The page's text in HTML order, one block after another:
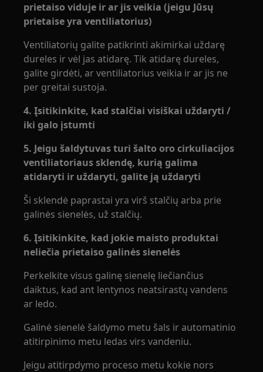
prietaiso viduje ir ar jis veikia (jeigu Jūsų
prietaise yra ventiliatorius)
Ventiliatorių galite patikrinti akimirkai uždarę
dureles ir vėl jas atidarę. Tik atidarę dureles,
galite girdėti, ar ventiliatorius veikia ir ar jis ne
per greitai sustoja.
4. Įsitikinkite, kad stalčiai visiškai uždaryti /
iki galo įstumti
5. Jeigu šaldytuvas turi šalto oro cirkuliacijos
ventiliatoriaus sklendę, kurią galima
atidaryti ir uždaryti, galite ją uždaryti
Ši sklendė paprastai yra virš stalčių arba prie
galinės sienelės, už stalčių.
6. Įsitikinkite, kad jokie maisto produktai
neliečia prietaiso galinės sienelės
Perkelkite visus galinę sienelę liečiančius
daiktus, kad ant lentynos neatsirastų vandens
ar ledo.
Galinė sienelė šaldymo metu šals ir automatinio
atitirpinimo metu ledas virs vandeniu.
Jeigu atitirpdymo proceso metu kokie nors